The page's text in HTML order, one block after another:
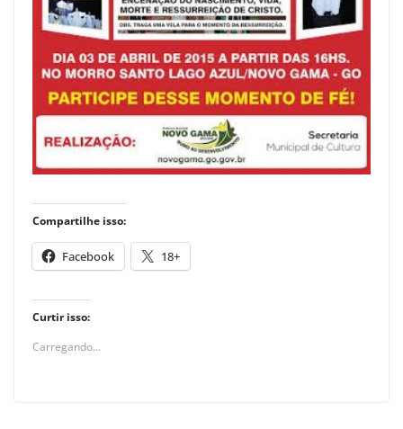
Compartilhe isso:
Facebook 18+
Curtir isso:
Carregando...